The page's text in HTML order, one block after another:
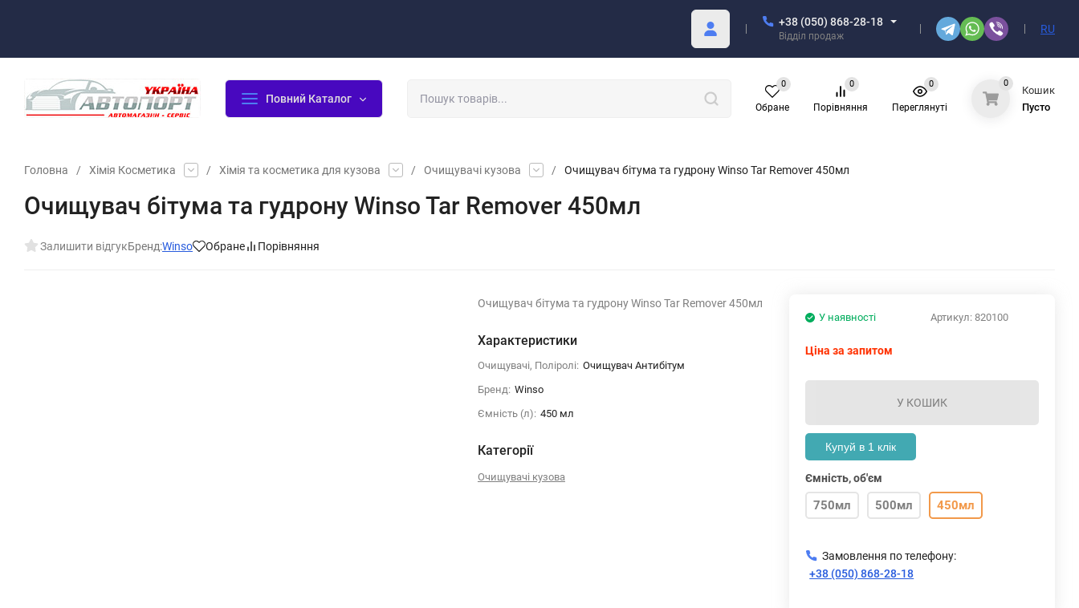
+38 (050) 868-28-18
Відділ продаж
RU
Повний Каталог
Обране
0
Порівняння
0
Переглянуті
0 0
Кошик
Пусто
Головна / Хімія Косметика / Хімія та косметика для кузова / Очищувачі кузова / Очищувач бітума та гудрону Winso Tar Remover 450мл
Очищувач бітума та гудрону Winso Tar Remover 450мл
Залишити відгукБренд:Winso Обране Порівняння
Очищувач бітума та гудрону Winso Tar Remover 450мл
Характеристики
Очищувачі, Поліролі: Очищувач Антибітум
Бренд: Winso
Ємність (л): 450 мл
Категорії
Очищувачі кузова
Артикул: 820100
У наявності
Ціна за запитом
У КОШИК
Купуй в 1 клік
Ємність, об'єм
750мл 500мл 450мл
Замовлення по телефону:
+38 (050) 868-28-18